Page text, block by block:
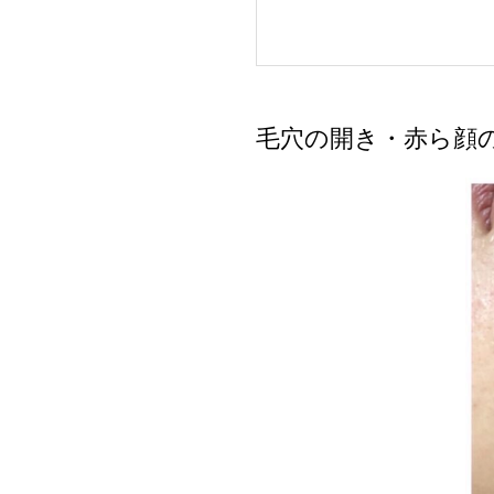
毛穴の開き・赤ら顔